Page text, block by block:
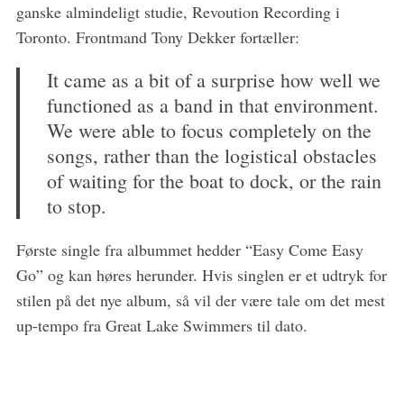
ganske almindeligt studie, Revoution Recording i
Toronto. Frontmand Tony Dekker fortæller:
It came as a bit of a surprise how well we
functioned as a band in that environment.
We were able to focus completely on the
songs, rather than the logistical obstacles
of waiting for the boat to dock, or the rain
to stop.
Første single fra albummet hedder “Easy Come Easy
Go” og kan høres herunder. Hvis singlen er et udtryk for
stilen på det nye album, så vil der være tale om det mest
up-tempo fra Great Lake Swimmers til dato.
S
a
r
c
h
o
: